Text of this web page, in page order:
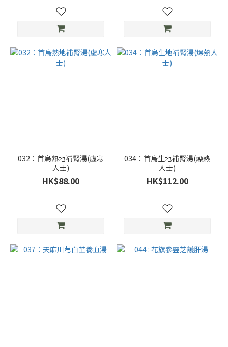
032：首烏熟地補腎湯(虛寒
人士)
HK$88.00
034：首烏生地補腎湯(燥熱
人士)
HK$112.00